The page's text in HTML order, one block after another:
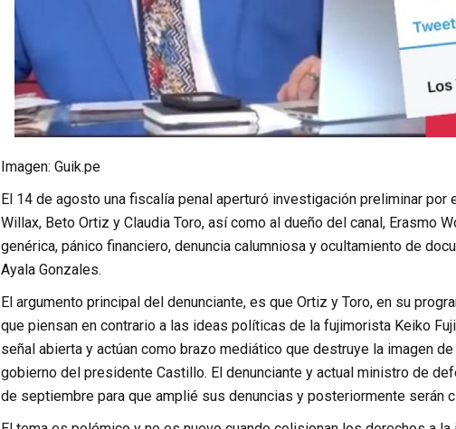
Imagen: Guik.pe
El 14 de agosto una fiscalía penal aperturó investigación preliminar
Willax, Beto Ortiz y Claudia Toro, así como al dueño del canal, Erasmo
genérica, pánico financiero, denuncia calumniosa y ocultamiento de
Ayala Gonzales.
El argumento principal del denunciante, es que Ortiz y Toro, en su
que piensan en contrario a las ideas políticas de la fujimorista Keiko
señal abierta y actúan como brazo mediático que destruye la imagen
gobierno del presidente Castillo. El denunciante y actual ministro de
de septiembre para que amplié sus denuncias y posteriormente serán